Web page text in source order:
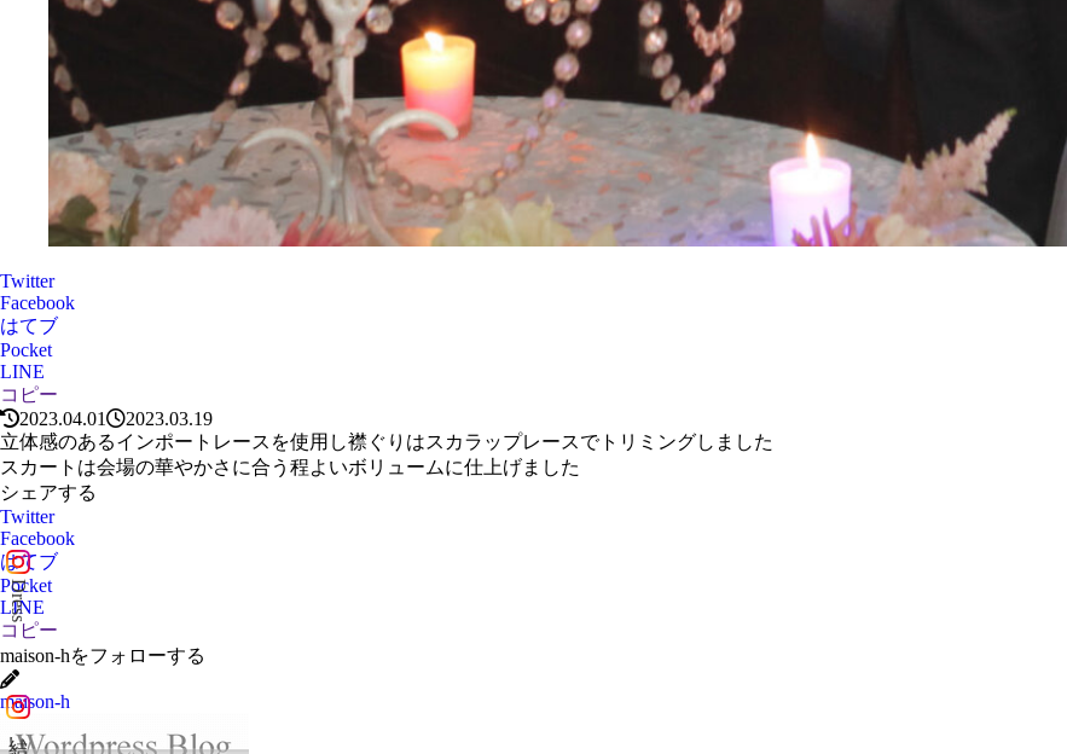
Dress
Twitter
Facebook
はてブ
Pocket
LINE
コピー
2023.04.01
2023.03.19
立体感のあるインポートレースを使用し襟ぐりはスカラップレースでトリミングしました
スカートは会場の華やかさに合う程よいボリュームに仕上げました
シェアする
Twitter
Facebook
はてブ
Pocket
LINE
コピー
maison-hをフォローする
maison-h